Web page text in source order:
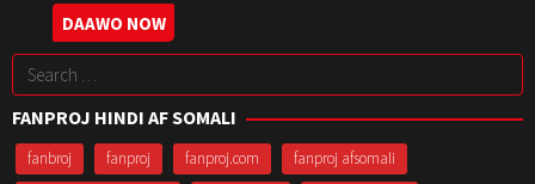
11
Jan
2024
Midhun
Manuel
Thomas
DAAWO NOW
Search
for:
FANPROJ HINDI AF SOMALI
fanbroj fanproj fanproj.com
fanproj afsomali